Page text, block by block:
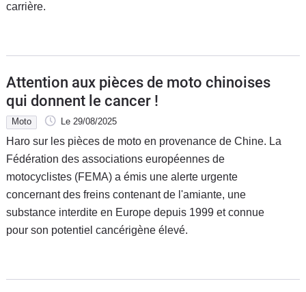
carrière.
Attention aux pièces de moto chinoises
qui donnent le cancer !
Moto Le 29/08/2025
Haro sur les pièces de moto en provenance de Chine. La
Fédération des associations européennes de
motocyclistes (FEMA) a émis une alerte urgente
concernant des freins contenant de l'amiante, une
substance interdite en Europe depuis 1999 et connue
pour son potentiel cancérigène élevé.